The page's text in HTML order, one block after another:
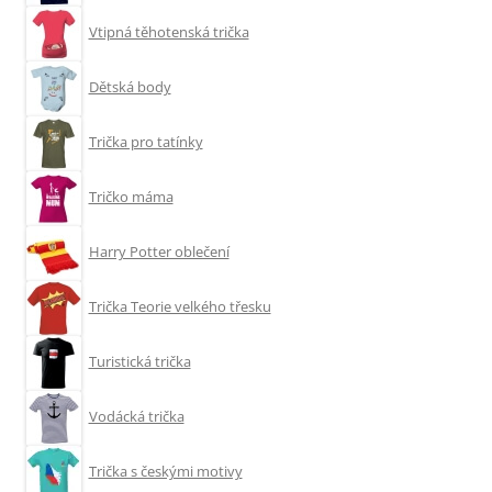
Vtipná těhotenská trička
Dětská body
Trička pro tatínky
Tričko máma
Harry Potter oblečení
Trička Teorie velkého třesku
Turistická trička
Vodácká trička
Trička s českými motivy